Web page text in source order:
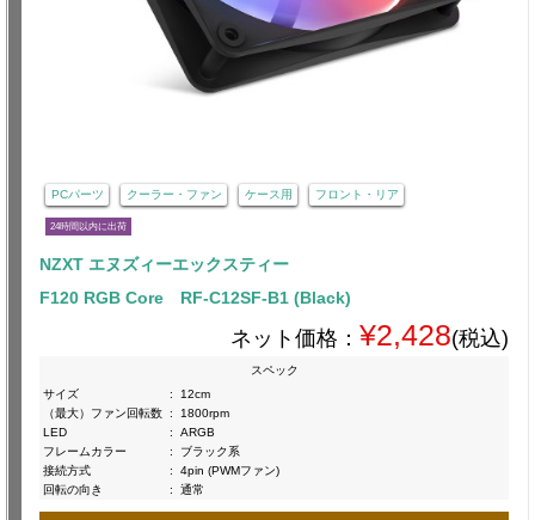
PCパーツ クーラー・ファン ケース用 フロント・リア
24時間以内に出荷
NZXT エヌズィーエックスティー
F120 RGB Core RF-C12SF-B1 (Black)
ネット価格： ¥2,428(税込)
スペック
サイズ
:
12cm
（最大）ファン回転数 :
1800rpm
LED
:
ARGB
フレームカラー
:
ブラック系
接続方式
:
4pin (PWMファン)
回転の向き
: 通常